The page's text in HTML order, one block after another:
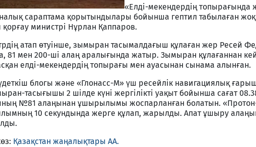
«Елді-мекендердің топырағында
сараптама қорытындылары бойынша гептил табылаған
қорғау министрі Нұрлан Қаппаров.
атап өтуінше, зымыран тасымалдағыш құлаған жер Ресей
81 мен 200-ші алаң аралығында жатыр. Зымыран құлағаннан
елді-мекендердің топырағы мен ауасынан сынама алынған.
блогы және «Глонасс-М» үш ресейлік навигациялық
тасығышы 2 шілде күні жергілікті уақыт бойынша сағат
№81 алаңынан ұшырылымы жоспарланған болатын.
10 секундында жерге құлап, жарылды. Апат ұшыру
Қазақстан жаңалықтары АА.